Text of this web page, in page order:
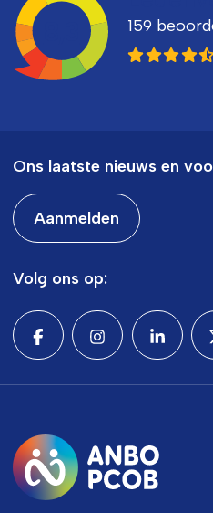
159
Ons laatste nieuws en
Aanmelden
Volg ons op: